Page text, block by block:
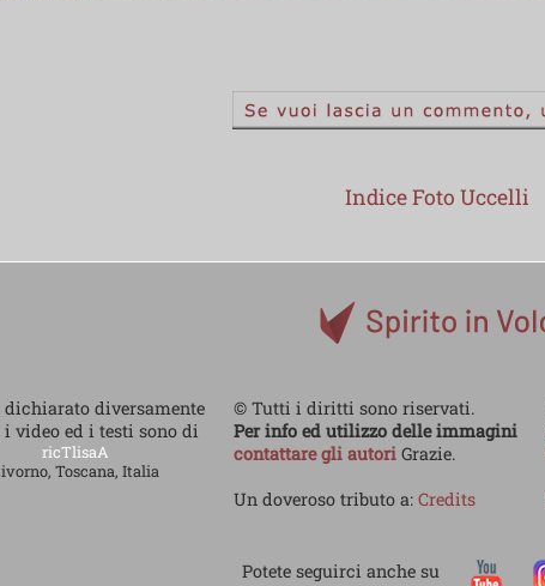
Indice Foto Uccelli
dichiarato diversamente
i video ed i testi sono di
ricTlisaA
Toscana, Italia
© Tutti i diritti sono riservati.
Per info ed utilizzo delle immagini
contattare gli autoriGrazie.
Un doveroso tributo a: Credits
Potete seguirci anche su